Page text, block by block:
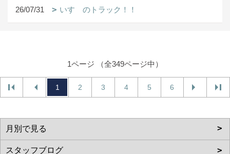
26/07/31 いすゞのトラック！！
1ページ （全349ページ中）
1 2 3 4 5 6